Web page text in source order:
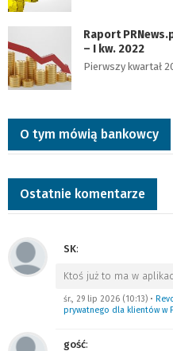
Raport
– I kw. 2022
Pierwszy kwartał
O tym mówią bankowcy
Ostatnie komentarze
SK:
Ktoś już to ma w
śr., 29 lip 2026 (10:13) •
prywatnego dla klientów w
gość: